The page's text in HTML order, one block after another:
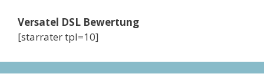
Versatel DSL Bewertung
[starrater tpl=10]